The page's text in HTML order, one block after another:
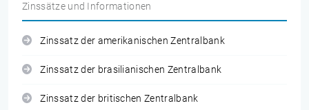
Zinssätze und Informationen
Zinssatz der amerikanischen Zentralbank
Zinssatz der brasilianischen Zentralbank
Zinssatz der britischen Zentralbank